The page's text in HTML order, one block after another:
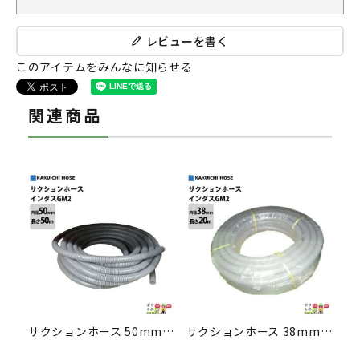
レビューを書く
このアイテムをみんなに知らせる
関連商品
サクションホース 50mm 50m 0.4MPa インダス GM2 土木 水 泥水 泥 砂 保形性 内面平滑 軽量 農業 工業 土木 建築 吸水 排水 粉流体 輸送 透明 ホース カクイチ サクションホース 38mm 20m 0.4MPa インダス GM2 土木 水 泥水 泥 砂 保形性 内面平滑 軽量 農業 工業 土木 建築 吸水 排水 粉流体 輸送 透明 ホース カクイチ